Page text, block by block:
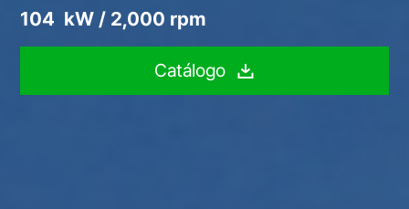
104 kW / 2,000 rpm
Catálogo